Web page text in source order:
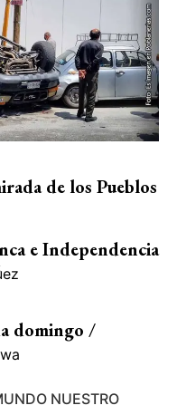
de los Pueblos
e Independencia
domingo /
NUESTRO